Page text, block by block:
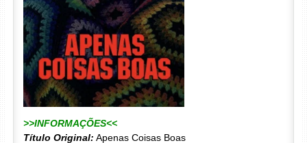
>>INFORMAÇÕES<<
Título Original: Apenas Coisas Boas